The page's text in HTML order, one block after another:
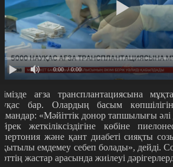
0:00 / 0:00
ағза трансплантациясына
бар. Олардың басым
«Мәйіттік донор тапшылығы әлі
жеткіліксіздігіне көбіне
және қант диабеті сияқты
емдемеу себеп болады», дейді.
жастар арасында жиілеуі